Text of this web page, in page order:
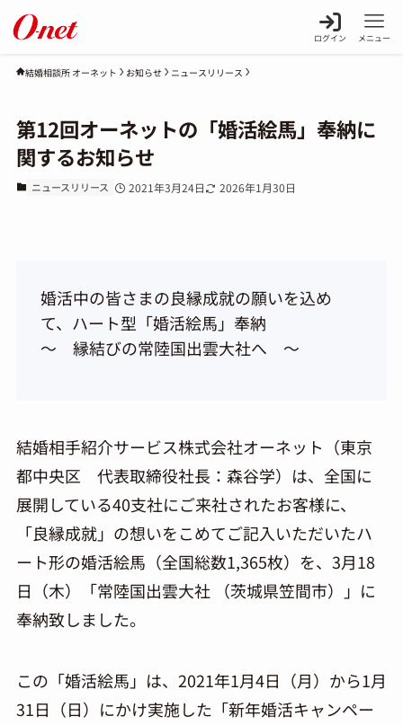
ログイン メニュー
結婚相談所 オーネット お知らせ ニュースリリース
第12回オーネットの「婚活絵馬」奉納に
関するお知らせ
ニュースリリース 2021年3月24日 2026年1月30日
婚活中の皆さまの良縁成就の願いを込め
て、ハート型「婚活絵馬」奉納
～ 縁結びの常陸国出雲大社へ ～
結婚相手紹介サービス株式会社オーネット（東京
都中央区 代表取締役社長：森谷学）は、全国に
展開している40支社にご来社されたお客様に、
「良縁成就」の想いをこめてご記入いただいたハ
ート形の婚活絵馬（全国総数1,365枚）を、3月18
日（木）「常陸国出雲大社 （茨城県笠間市）」に
奉納致しました。
この「婚活絵馬」は、2021年1月4日（月）から1月
31日（日）にかけ実施した「新年婚活キャンペー